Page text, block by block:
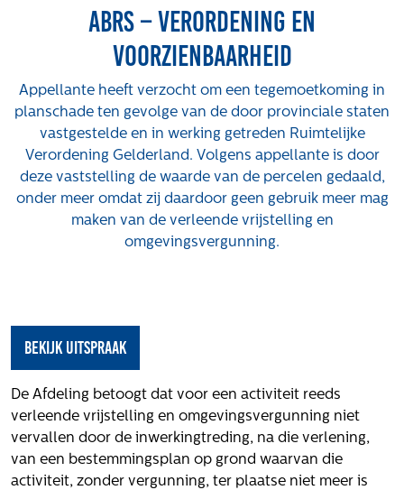
Concurrentiegerichte dialoog en tenderstrategie
Hoge Woerd in Ewijk
Pachtbeleid gemeente Valkenswaard: duurzame
pacht als instrument voor landbouw- en
watertransitie
Strategisch grondbeleid als motor voor
woningbouwversnelling Gemeente Vught
Klachtenbehandeling Procedure (KBP)
Het verhaal van Gloudemans
Werken bij Gloudemans
Actueel
Nieuws
ABRS – Verordening en
voorzienbaarheid
Appellante heeft verzocht om een tegemoetkoming in
planschade ten gevolge van de door provinciale staten
vastgestelde en in werking getreden Ruimtelijke
Verordening Gelderland. Volgens appellante is door
deze vaststelling de waarde van de percelen gedaald,
onder meer omdat zij daardoor geen gebruik meer mag
maken van de verleende vrijstelling en
omgevingsvergunning.
bekijk uitspraak
De Afdeling betoogt dat voor een activiteit reeds
verleende vrijstelling en omgevingsvergunning niet
vervallen door de inwerkingtreding, na die verlening,
van een bestemmingsplan op grond waarvan die
activiteit, zonder vergunning, ter plaatse niet meer is